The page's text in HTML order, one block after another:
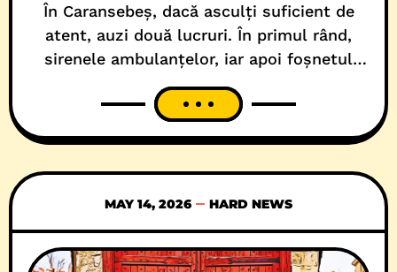
În Caransebeș, dacă asculți suficient de
atent, auzi două lucruri. În primul rând,
sirenele ambulanțelor, iar apoi foșnetul
contractelor publice, atribuite în mod
direct firmelor de casă, de către oamenii
oameni care vorbesc despre șpăgi, cum
discută alții despre vreme, despre „Felix”,
„Johny”,
MAY 14, 2026 HARD NEWS